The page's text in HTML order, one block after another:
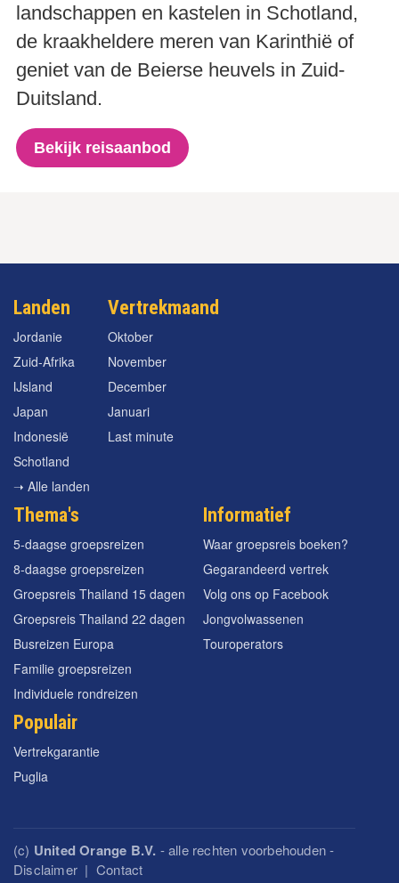
landschappen en kastelen in Schotland,
de kraakheldere meren van Karinthië of
geniet van de Beierse heuvels in Zuid-
Duitsland.
Bekijk reisaanbod
Landen
Jordanie
Zuid-Afrika
IJsland
Japan
Indonesië
Schotland
➝ Alle landen
Vertrekmaand
Oktober
November
December
Januari
Last minute
Thema's
5-daagse groepsreizen
8-daagse groepsreizen
Groepsreis Thailand 15 dagen
Groepsreis Thailand 22 dagen
Busreizen Europa
Familie groepsreizen
Individuele rondreizen
Informatief
Waar groepsreis boeken?
Gegarandeerd vertrek
Volg ons op Facebook
Jongvolwassenen
Touroperators
Populair
Vertrekgarantie
Puglia
(c) United Orange B.V. - alle rechten voorbehouden -
Disclaimer | Contact